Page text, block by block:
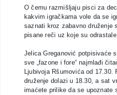
O čemu razmišljaju pisci za
kakvim igračkama vole da se
saznati kroz zabavno druženje
pisane reči uz koje su
Jelica Greganović potpisivaće
sve „fazone i fore“ najmlađi
Ljubivoja Ršumovića od 17.30.
druženje dolazi u 18.30, a sat
imaćete prilike da se upoznate